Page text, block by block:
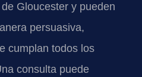
Gloucester y pueden
persuasiva,
cumplan todos los
consulta puede